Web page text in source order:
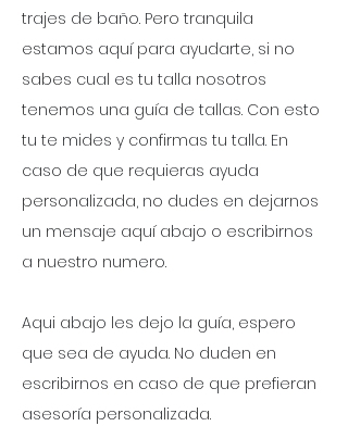
trajes de baño. Pero tranquila
estamos aquí para ayudarte, si no
sabes cual es tu talla nosotros
tenemos una guía de tallas. Con esto
tu te mides y confirmas tu talla. En
caso de que requieras ayuda
personalizada, no dudes en dejarnos
un mensaje aquí abajo o escribirnos
a nuestro numero.
Aqui abajo les dejo la guía, espero
que sea de ayuda. No duden en
escribirnos en caso de que prefieran
asesoría personalizada.